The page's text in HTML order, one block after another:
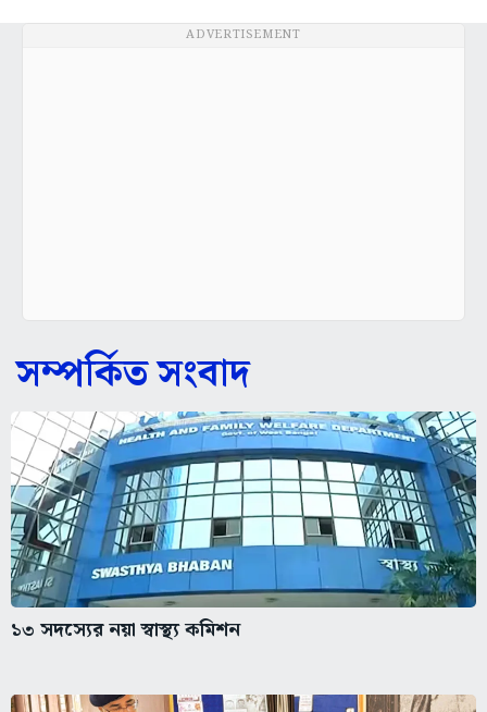
ADVERTISEMENT
সম্পর্কিত সংবাদ
১৩ সদস্যের নয়া স্বাস্থ্য কমিশন